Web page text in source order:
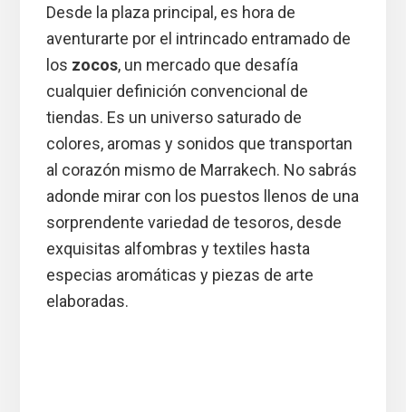
Desde la plaza principal, es hora de
aventurarte por el intrincado entramado de
los zocos, un mercado que desafía
cualquier definición convencional de
tiendas. Es un universo saturado de
colores, aromas y sonidos que transportan
al corazón mismo de Marrakech. No sabrás
adonde mirar con los puestos llenos de una
sorprendente variedad de tesoros, desde
exquisitas alfombras y textiles hasta
especias aromáticas y piezas de arte
elaboradas.